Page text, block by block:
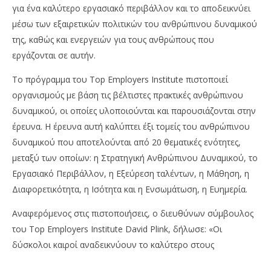
Ελλάδα από το Top Employers Institute
14/02/2023
pressroom
για ένα καλύτερο εργασιακό περιβάλλον και το αποδεικνύει
μέσω των εξαιρετικών πολιτικών του ανθρώπινου δυναμικού
της, καθώς και ενεργειών για τους ανθρώπους που
εργάζονται σε αυτήν.
Το πρόγραμμα του Top Employers Institute πιστοποιεί
οργανισμούς με βάση τις βέλτιστες πρακτικές ανθρώπινου
δυναμικού, οι οποίες υλοποιούνται και παρουσιάζονται στην
έρευνα. Η έρευνα αυτή καλύπτει έξι τομείς του ανθρώπινου
δυναμικού που αποτελούνται από 20 θεματικές ενότητες,
μεταξύ των οποίων: η Στρατηγική Ανθρώπινου Δυναμικού, το
Εργασιακό Περιβάλλον, η Εξεύρεση ταλέντων, η Μάθηση, η
Διαφορετικότητα, η Ισότητα και η Ενσωμάτωση, η Ευημερία.
Αναφερόμενος στις πιστοποιήσεις, ο διευθύνων σύμβουλος
του Top Employers Institute David Plink, δήλωσε: «Οι
δύσκολοι καιροί αναδεικνύουν το καλύτερο στους